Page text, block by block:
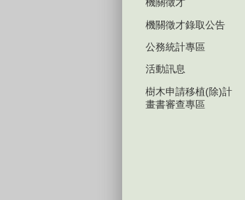
機關徵才
機關徵才錄取公告
公務統計專區
活動訊息
樹木申請移植(除)計
畫書審查專區